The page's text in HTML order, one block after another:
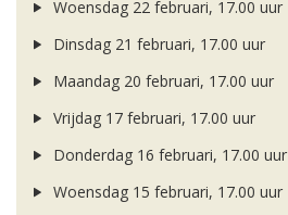
Woensdag 22 februari, 17.00 uur
Dinsdag 21 februari, 17.00 uur
Maandag 20 februari, 17.00 uur
Vrijdag 17 februari, 17.00 uur
Donderdag 16 februari, 17.00 uur
Woensdag 15 februari, 17.00 uur